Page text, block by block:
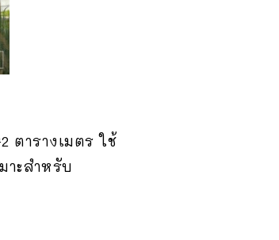
ารางเมตร ใช้
ะสำหรับ